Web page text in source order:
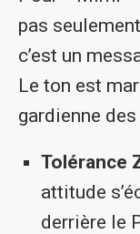
pas
c’est un
Le ton est
gardienne
Tolérance
attitude
derrière le